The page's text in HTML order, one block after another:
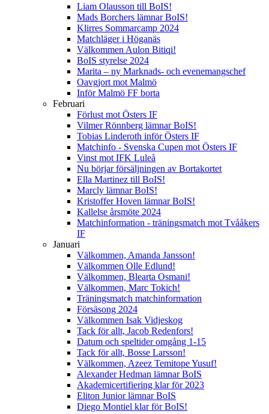
Liam Olausson till BoIS!
Mads Borchers lämnar BoIS!
Klirres Sommarcamp 2024
Matchläger i Höganäs
Välkommen Aulon Bitiqi!
BoIS styrelse 2024
Marita – ny Marknads- och evenemangschef
Oavgjort mot Malmö
Inför Malmö FF borta
Februari
Förlust mot Östers IF
Vilmer Rönnberg lämnar BoIS!
Tobias Linderoth inför Östers IF
Matchinfo - Svenska Cupen mot Östers IF
Vinst mot IFK Luleå
Nu börjar försäljningen av Bortakortet
Ella Martinez till BoIS!
Marcly lämnar BoIS!
Kristoffer Hoven lämnar BoIS!
Kallelse årsmöte 2024
Matchinformation - träningsmatch mot Tvååkers
IF
Januari
Välkommen, Amanda Jansson!
Välkommen Olle Edlund!
Välkommen, Blearta Osmani!
Välkommen, Marc Tokich!
Träningsmatch matchinformation
Försäsong 2024
Välkommen Isak Vidjeskog
Tack för allt, Jacob Redenfors!
Datum och speltider omgång 1-15
Tack för allt, Bosse Larsson!
Välkommen, Azeez Temitope Yusuf!
Alexander Hedman lämnar BoIS
Akademicertifiering klar för 2023
Eliton Junior lämnar BoIS
Diego Montiel klar för BoIS!